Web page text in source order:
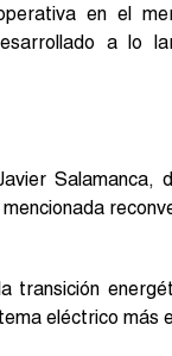
en el
a lo
Salamanca,
transición
eléctrico más